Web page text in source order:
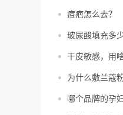
痘疤怎么去？
玻尿酸填充多
干皮敏感，用
为什么敷兰蔻
哪个品牌的孕